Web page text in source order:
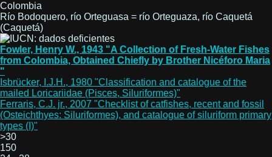
Colombia
Río Bodoquero, río Orteguasa = río Orteguaza, río Caquetá
(Caquetá)
Fowler, Henry W., 1943 "A Collection of Fresh-Water Fishes
from Colombia, Obtained Chiefly by Brother Nicéforo Maria
"
Isbrücker, I.J.H., 1980 "Classification and catalogue of the
mailed Loricariidae (Pisces, Siluriformes)"
Ferraris, C.J. jr., 2007 "Checklist of catfishes, recent and fossil
(Osteichthyes: Siluriformes), and catalogue of siluriform primary
types (I)"
>30
150